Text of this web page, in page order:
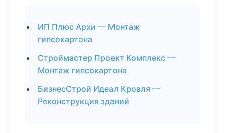
ИП Плюс Архи — Монтаж
гипсокартона
Строймастер Проект Комплекс —
Монтаж гипсокартона
БизнесСтрой Идеал Кровля —
Реконструкция зданий